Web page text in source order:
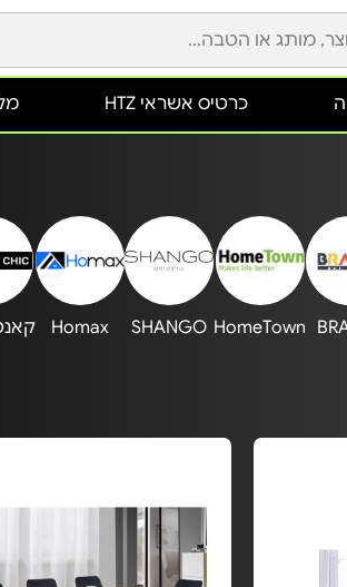
כרטיס אשראי HTZ
HomeTown
SHANGO
Homax